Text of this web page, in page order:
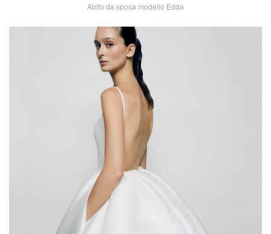
Abito da sposa modello Edda